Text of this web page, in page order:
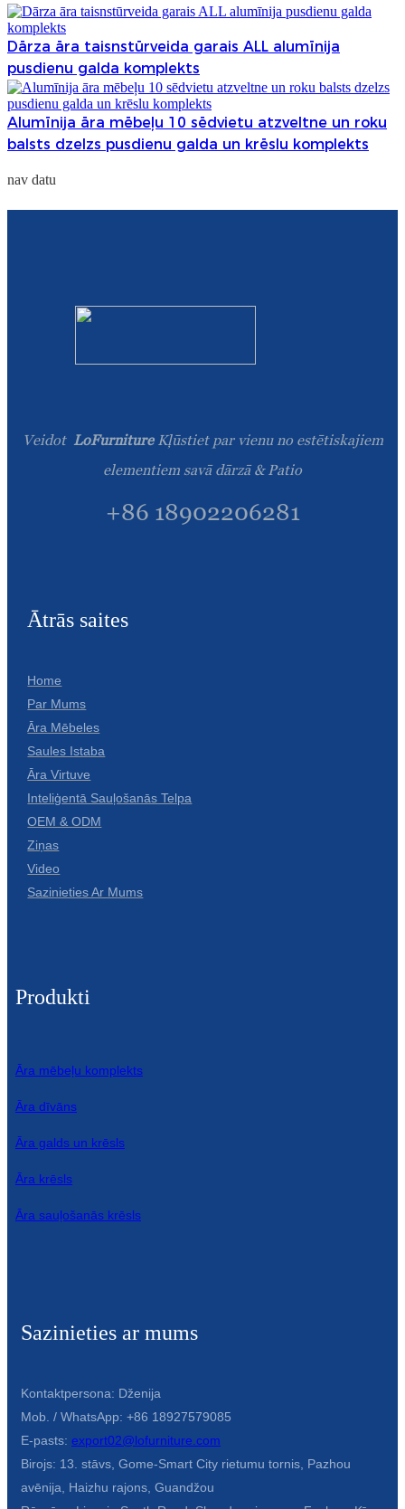
Dārza āra taisnstūrveida garais ALL alumīnija
pusdienu galda komplekts
Alumīnija āra mēbeļu 10 sēdvietu atzveltne un roku
balsts dzelzs pusdienu galda un krēslu komplekts
nav datu
Veidot LoFurniture Kļūstiet par vienu no estētiskajiem
elementiem savā dārzā & Patio
+86 18902206281
Ātrās saites
Home
Par Mums
Āra Mēbeles
Saules Istaba
Āra Virtuve
Inteliģentā Sauļošanās Telpa
OEM & ODM
Ziņas
Video
Sazinieties Ar Mums
Produkti
Āra mēbeļu komplekts
Āra dīvāns
Āra galds un krēsls
Āra krēsls
Āra sauļošanās krēsls
Sazinieties ar mums
Kontaktpersona: Dženija
Mob. / WhatsApp: +86 18927579085
E-pasts: export02@lofurniture.com
Birojs: 13. stāvs, Gome-Smart City rietumu tornis, Pazhou
avēnija, Haizhu rajons, Guandžou